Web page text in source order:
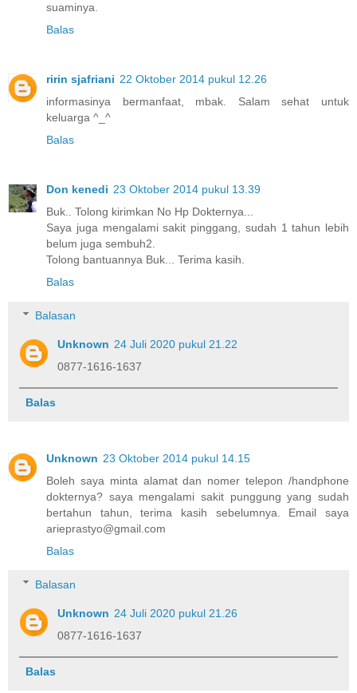
suaminya.
Balas
ririn sjafriani 22 Oktober 2014 pukul 12.26
informasinya bermanfaat, mbak. Salam sehat untuk
keluarga ^_^
Balas
Don kenedi 23 Oktober 2014 pukul 13.39
Buk.. Tolong kirimkan No Hp Dokternya...
Saya juga mengalami sakit pinggang, sudah 1 tahun lebih
belum juga sembuh2.
Tolong bantuannya Buk... Terima kasih.
Balas
Balasan
Unknown 24 Juli 2020 pukul 21.22
0877-1616-1637
Balas
Unknown 23 Oktober 2014 pukul 14.15
Boleh saya minta alamat dan nomer telepon /handphone
dokternya? saya mengalami sakit punggung yang sudah
bertahun tahun, terima kasih sebelumnya. Email saya
arieprastyo@gmail.com
Balas
Balasan
Unknown 24 Juli 2020 pukul 21.26
0877-1616-1637
Balas